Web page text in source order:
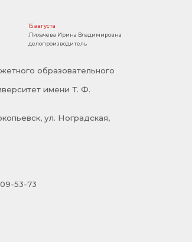
15 августа
Лихачева Ирина Владимировна
делопроизводитель
образовательного
имени Т. Ф.
ул. Ноградская,
53-73